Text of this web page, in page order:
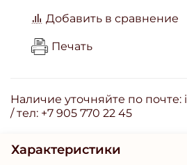
Добавить в сравнение
Печать
Наличие уточняйте по
/ тел: +7 905 770 22 45
Характеристики